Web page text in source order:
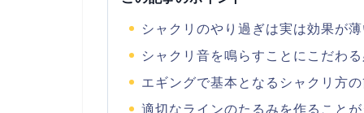
シャクリのやり過ぎは実は効果が
シャクリ音を鳴らすことにこだわ
エギングで基本となるシャクリ方
適切なラインのたるみを作ること